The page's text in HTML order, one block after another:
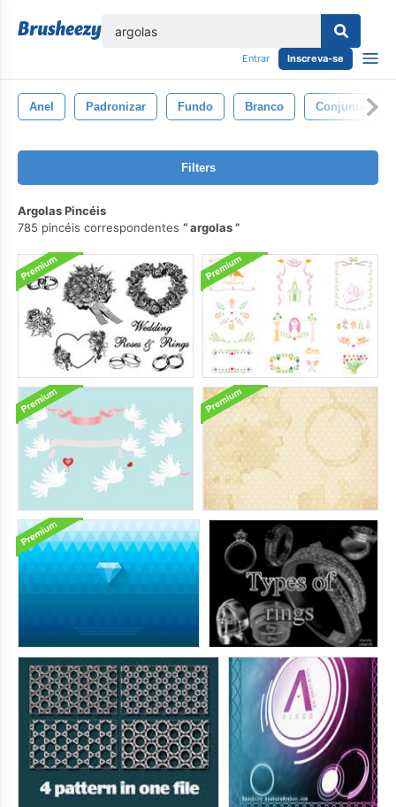
Entrar Inscreva-se
Anel Padronizar Fundo Branco Conjunto
Filters
Argolas Pincéis
785 pincéis correspondentes
argolas